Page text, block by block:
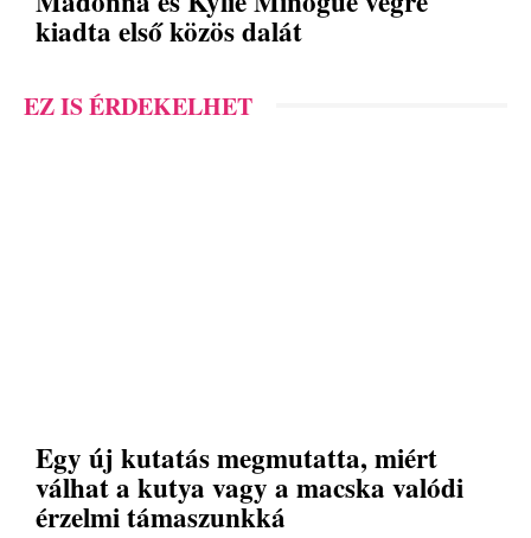
kiadta első közös dalát
EZ IS ÉRDEKELHET
Egy új kutatás megmutatta, miért
válhat a kutya vagy a macska valódi
érzelmi támaszunkká